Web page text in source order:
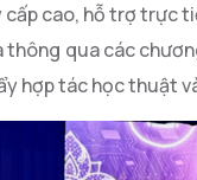
cao, hỗ trợ
qua các
hợp tác học thuật